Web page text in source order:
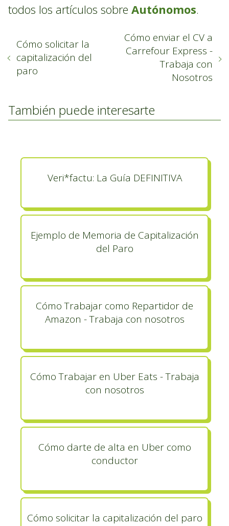
todos los artículos sobre Autónomos.
Cómo solicitar la
capitalización del
paro
Cómo enviar el CV a
Carrefour Express -
Trabaja con
Nosotros
También puede interesarte
Veri*factu: La Guía DEFINITIVA
Ejemplo de Memoria de Capitalización
del Paro
Cómo Trabajar como Repartidor de
Amazon - Trabaja con nosotros
Cómo Trabajar en Uber Eats - Trabaja
con nosotros
Cómo darte de alta en Uber como
conductor
Cómo solicitar la capitalización del paro